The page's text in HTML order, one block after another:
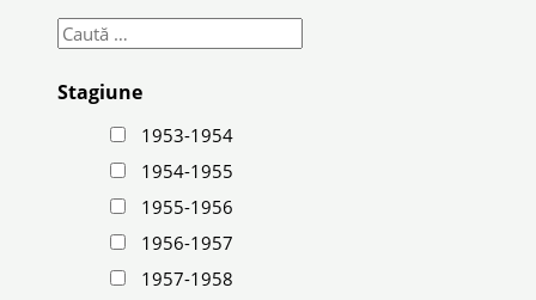
Stagiune
1953-1954
1954-1955
1955-1956
1956-1957
1957-1958